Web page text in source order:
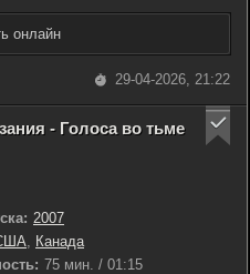
онлайн
29-04-2026, 21:22
- Голоса во тьме
2007
, Канада
75 мин. / 01:15